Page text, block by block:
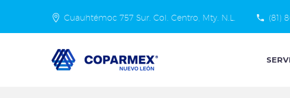
Cuauhtémoc 757 Sur. Col. Centro, Mty. N.L. (81)